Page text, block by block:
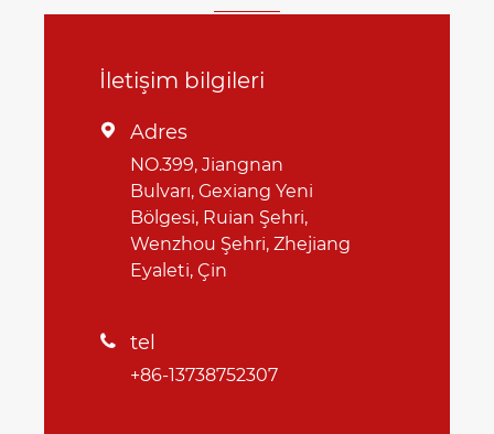
İletişim bilgileri
 Adres
NO.399, Jiangnan
Bulvarı, Gexiang Yeni
Bölgesi, Ruian Şehri,
Wenzhou Şehri, Zhejiang
Eyaleti, Çin
 tel
+86-13738752307